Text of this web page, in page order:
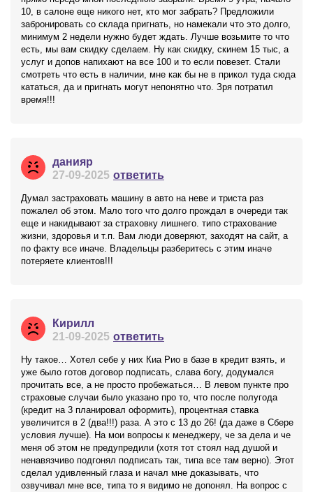
10, в салоне еще никого нет, кто мог забрать? Предложили
забронировать со склада пригнать, но намекали что это долго,
минимум 2 недели нужно будет ждать. Лучше возьмите то что
есть, мы вам скидку сделаем. Ну как скидку, скинем 15 тыс, а
услуг и допов напихают на все 100 и то если повезет. Стали
смотреть что есть в наличии, мне как бы не в прикол туда сюда
кататься, да и пригнать могут непонятно что. Зря потратил
время!!!
данияр
27-09-2025 ответить
Думал застраховать машину в авто на неве и триста раз
пожалел об этом. Мало того что долго прождал в очереди так
еще и накидывают за страховку лишнего. типо страхование
жизни, здоровья и т.п. Вам люди доверяют, заходят на сайт, а
по факту все иначе. Владельцы разберитесь с этим иначе
потеряете клиентов!!!
Кирилл
21-09-2025 ответить
Ну такое… Хотел себе у них Киа Рио в базе в кредит взять, и
уже было готов договор подписать, слава богу, додумался
прочитать все, а не просто пробежаться… В левом пункте про
страховые случаи было указано про то, что после полугода
(кредит на 3 планировал оформить), процентная ставка
увеличится в 2 (два!!!) раза. А это с 13 до 26! (да даже в Сбере
условия лучше). На мои вопросы к менеджеру, че за дела и че
меня об этом не предупредили (хотя тот стоял над душой и
ненавязчиво подгонял подписать так, типа все там верно). Этот
сделал удивленный глаза и начал мне доказывать, что
озвучивал мне все, типа то я видимо не допонял. На вопрос с